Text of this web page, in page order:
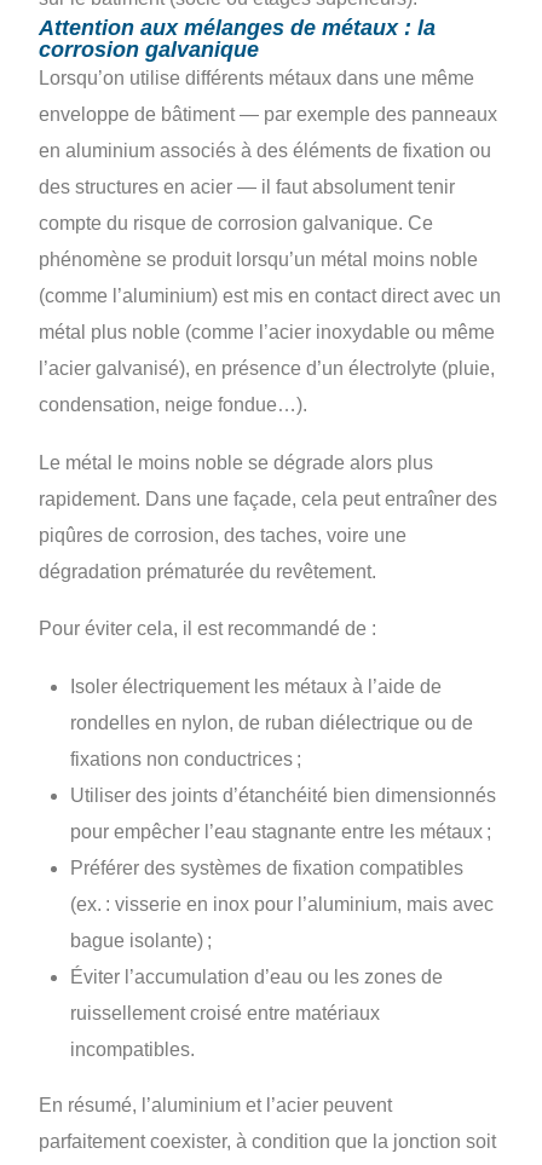
Attention aux mélanges de métaux : la
corrosion galvanique
Lorsqu’on utilise différents métaux dans une même
enveloppe de bâtiment — par exemple des panneaux
en aluminium associés à des éléments de fixation ou
des structures en acier — il faut absolument tenir
compte du risque de corrosion galvanique. Ce
phénomène se produit lorsqu’un métal moins noble
(comme l’aluminium) est mis en contact direct avec un
métal plus noble (comme l’acier inoxydable ou même
l’acier galvanisé), en présence d’un électrolyte (pluie,
condensation, neige fondue…).
Le métal le moins noble se dégrade alors plus
rapidement. Dans une façade, cela peut entraîner des
piqûres de corrosion, des taches, voire une
dégradation prématurée du revêtement.
Pour éviter cela, il est recommandé de :
Isoler électriquement les métaux à l’aide de
rondelles en nylon, de ruban diélectrique ou de
fixations non conductrices ;
Utiliser des joints d’étanchéité bien dimensionnés
pour empêcher l’eau stagnante entre les métaux ;
Préférer des systèmes de fixation compatibles
(ex. : visserie en inox pour l’aluminium, mais avec
bague isolante) ;
Éviter l’accumulation d’eau ou les zones de
ruissellement croisé entre matériaux
incompatibles.
En résumé, l’aluminium et l’acier peuvent
parfaitement coexister, à condition que la jonction soit